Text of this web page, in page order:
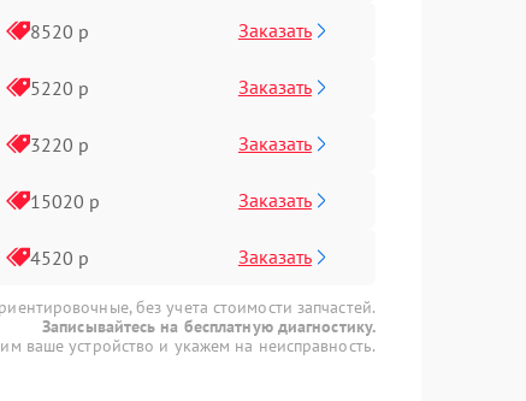
8520 р Заказать
5220 р Заказать
3220 р Заказать
15020 р Заказать
4520 р Заказать
без учета стоимости запчастей.
Записывайтесь на бесплатную диагностику.
ваше устройство и укажем на неисправность.